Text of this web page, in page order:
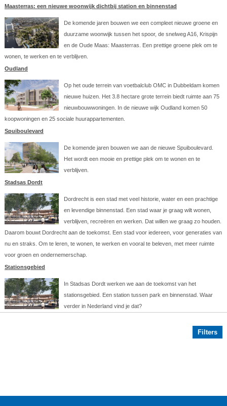
Maasterras: een nieuwe woonwijk dichtbij station en binnenstad
De komende jaren bouwen we een compleet nieuwe groene en
duurzame woonwijk tussen het spoor, de snelweg A16, Krispijn
en de Oude Maas: Maasterras. Een prettige groene plek om te
wonen, te werken en te verblijven.
Oudland
Op het oude terrein van voetbalclub OMC in Dubbeldam komen
nieuwe huizen. Het 3.8 hectare grote terrein biedt ruimte aan 75
nieuwbouwwoningen. In de nieuwe wijk Oudland komen 50
koopwoningen en 25 sociale huurappartementen.
Spuiboulevard
De komende jaren bouwen we aan de nieuwe Spuiboulevard.
Het wordt een mooie en prettige plek om te wonen en te
verblijven.
Stadsas Dordt
Dordrecht is een stad met veel historie, water en een prachtige
en levendige binnenstad. Een stad waar je graag wilt wonen,
verblijven, recreëren en werken. Dat willen we graag zo houden.
Daarom bouwt Dordrecht aan de toekomst. Een stad voor iedereen, voor generaties van
nu en straks. Om te leren, te wonen, te werken en vooral te beleven, met meer ruimte
voor groen en ondernemerschap.
Stationsgebied
In Stadsas Dordt werken we aan de toekomst van het
stationsgebied. Een station tussen park en binnenstad. Waar
verder in Nederland vind je dat?
Filters